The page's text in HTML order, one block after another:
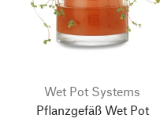
Wet Pot Systems
Pflanzgefäß Wet Pot